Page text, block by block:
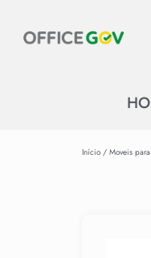
Início / Moveis